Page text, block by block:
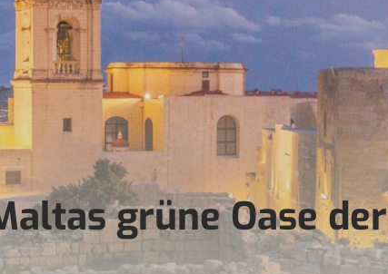
grüne Oase der